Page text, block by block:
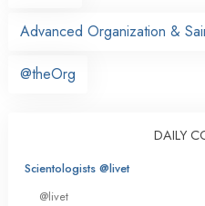
Advanced Organization &
@theOrg
DAILY
Scientologists @livet
@livet